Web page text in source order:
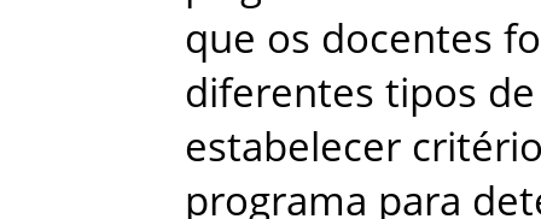
que os docentes
diferentes tipos de
estabelecer
programa para